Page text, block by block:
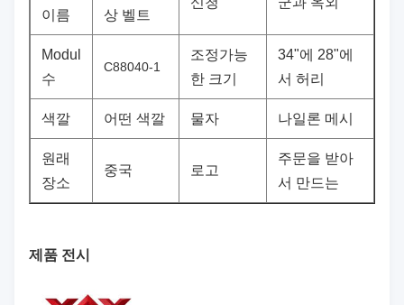
이름
상 벨트
Modul
수
C88040-1
조정가능
한 크기
34"에 28"에
서 허리
색깔 어떤 색깔 물자 나일론 메시
원래
장소
중국 로고
주문을 받아
서 만드는
제품 전시